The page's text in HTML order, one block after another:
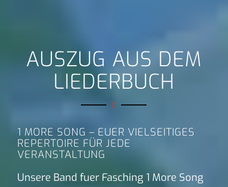
AUSZUG AUS DEM
LIEDERBUCH
1 MORE SONG – EUER VIELSEITIGES
REPERTOIRE FÜR JEDE
VERANSTALTUNG
Unsere Band fuer Fasching 1 More Song